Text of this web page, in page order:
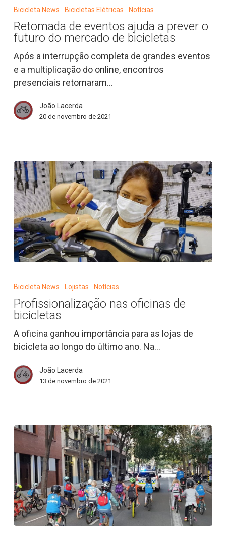
ajuda
a
prever
o
futuro
mercado
de
Bicicleta News Bicicletas Elétricas Notícias
Retomada de eventos ajuda a prever o
futuro do mercado de bicicletas
Após a interrupção completa de grandes eventos
e a multiplicação do online, encontros
presenciais retornaram…
João Lacerda
20 de novembro de 2021
de
bicicletas
Bicicleta News Lojistas Notícias
Profissionalização nas oficinas de
bicicletas
A oficina ganhou importância para as lojas de
bicicleta ao longo do último ano. Na…
João Lacerda
13 de novembro de 2021